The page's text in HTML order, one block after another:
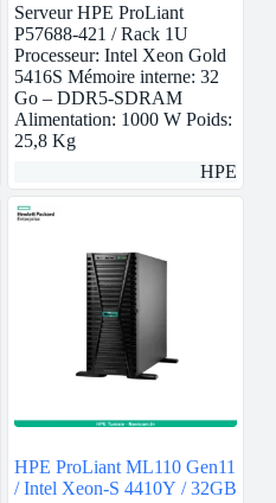
Serveur HPE ProLiant
P57688-421 / Rack 1U
Processeur: Intel Xeon Gold
5416S Mémoire interne: 32
Go – DDR5-SDRAM
Alimentation: 1000 W Poids:
25,8 Kg
HPE
HPE ProLiant ML110 Gen11
/ Intel Xeon-S 4410Y / 32GB